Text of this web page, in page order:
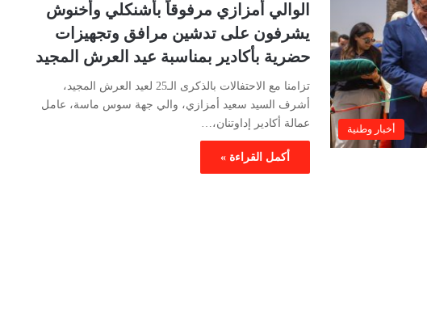
أخبار وطنية
الوالي أمزازي مرفوقاً بأشنكلي وأخنوش
يشرفون على تدشين مرافق وتجهيزات
حضرية بأكادير بمناسبة عيد العرش المجيد
تزامنا مع الاحتفالات بالذكرى الـ25 لعيد العرش المجيد،
أشرف السيد سعيد أمزازي، والي جهة سوس ماسة، عامل
عمالة أكادير إداوتنان،…
أكمل القراءة »